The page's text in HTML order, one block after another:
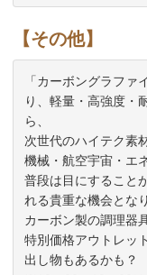
【その他】
「カーボングラフ
り、軽量・高強度・
ら、
次世代のハイテク素
機械・航空宇宙・エ
普段は目にすること
れる貴重な機会とな
カーボン製の調理器
特別価格アウトレッ
出し物もあるかも？